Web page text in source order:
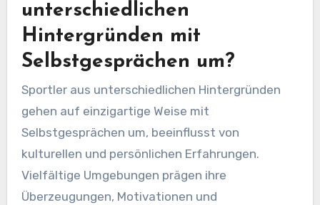
unterschiedlichen
Hintergründen mit
Selbstgesprächen um?
Sportler aus unterschiedlichen Hintergründen
gehen auf einzigartige Weise mit
Selbstgesprächen um, beeinflusst von
kulturellen und persönlichen Erfahrungen.
Vielfältige Umgebungen prägen ihre
Überzeugungen, Motivationen und